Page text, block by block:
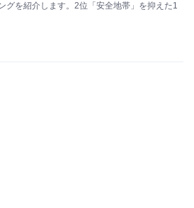
グを紹介します。2位「安全地帯」を抑えた1